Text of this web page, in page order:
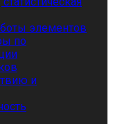
элементов
по
и